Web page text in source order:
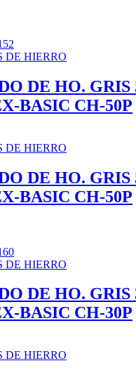
DE HIERRO
DE HO. GRIS
BASIC CH-50P
DE HIERRO
DE HO. GRIS
BASIC CH-50P
DE HIERRO
DE HO. GRIS
BASIC CH-30P
DE HIERRO